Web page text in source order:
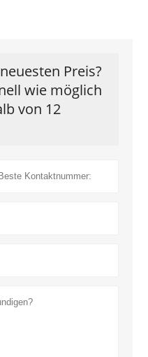
Preis?
wie möglich
von 12